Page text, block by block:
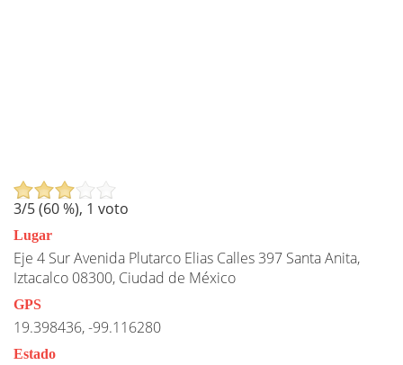
3/5 (60%), 1 voto
Lugar
Eje 4 Sur Avenida Plutarco Elias Calles 397 Santa Anita,
Iztacalco 08300, Ciudad de México
GPS
19.398436, -99.116280
Estado